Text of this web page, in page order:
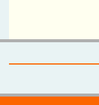
می کند
با مدیرعامل شهر
زائران حسینی
شلمچه را برای